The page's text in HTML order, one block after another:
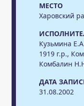
МЕСТО
Харовский
Кузьмина
1919 г.р.,
Комбалин
ДАТА
31.08.2002